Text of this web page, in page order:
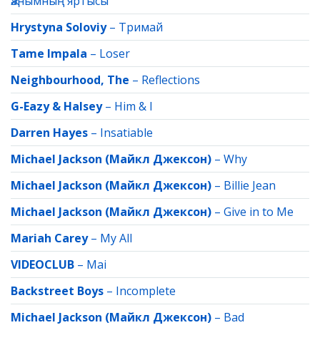
Hrystyna Soloviy– Тримай
Tame Impala – Loser
Neighbourhood, The – Reflections
G-Eazy & Halsey– Him & I
Darren Hayes – Insatiable
Michael Jackson (Майкл Джексон) – Why
Michael Jackson (Майкл Джексон) – Billie Jean
Michael Jackson (Майкл Джексон) – Give in to Me
Mariah Carey– My All
VIDEOCLUB – Mai
Backstreet Boys – Incomplete
Michael Jackson (Майкл Джексон) – Bad